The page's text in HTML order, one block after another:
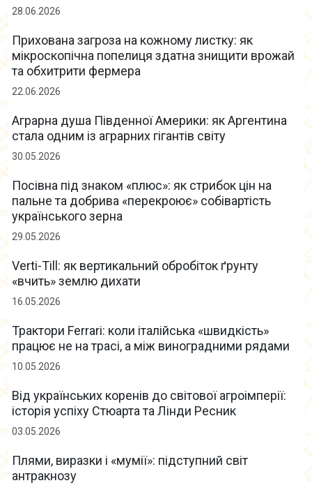
28.06.2026
Прихована загроза на кожному листку: як
мікроскопічна попелиця здатна знищити врожай
та обхитрити фермера
22.06.2026
Аграрна душа Південної Америки: як Аргентина
стала одним із аграрних гігантів світу
30.05.2026
Посівна під знаком «плюс»: як стрибок цін на
пальне та добрива «перекроює» собівартість
українського зерна
29.05.2026
Verti-Till: як вертикальний обробіток ґрунту
«вчить» землю дихати
16.05.2026
Трактори Ferrari: коли італійська «швидкість»
працює не на трасі, а між виноградними рядами
10.05.2026
Від українських коренів до світової агроімперії:
історія успіху Стюарта та Лінди Ресник
03.05.2026
Плями, виразки і «мумії»: підступний світ
антракнозу